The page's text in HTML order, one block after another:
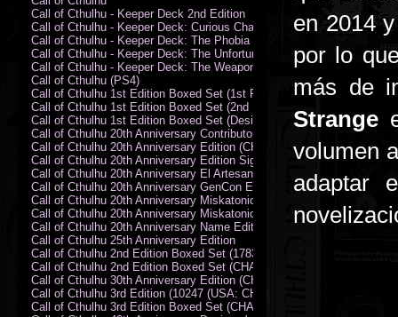
en 2014
por lo
más de
Strange
volumen
adaptar
Call of Cthulhu - Keeper Deck 2nd Edition
Call of Cthulhu - Keeper Deck: Curious Charecter Deck
Call of Cthulhu - Keeper Deck: The Phobia Deck
Call of Cthulhu - Keeper Deck: The Unfortunate Events Deck
Call of Cthulhu - Keeper Deck: The Weapons and Artifacts Deck
Call of Cthulhu (PS4)
Call of Cthulhu 1st Edition Boxed Set (1st Printing) (CHA2009-X)
Call of Cthulhu 1st Edition Boxed Set (2nd Printing) (CHA2009-X)
Call of Cthulhu 1st Edition Boxed Set (Designer's Edition)
Call of Cthulhu 20th Anniversary Contributor Edition
Call of Cthulhu 20th Anniversary Edition (CHA2399)
Call of Cthulhu 20th Anniversary Edition Signed by Sandy Petersen
Call of Cthulhu 20th Anniversary El Artesano del Rey Edition
Call of Cthulhu 20th Anniversary GenCon Edition
Call of Cthulhu 20th Anniversary Miskatonic University Library Edition
Call of Cthulhu 20th Anniversary Miskatonic University Library Edition
Call of Cthulhu 20th Anniversary Name Edition
Call of Cthulhu 25th Anniversary Edition
Call of Cthulhu 2nd Edition Boxed Set (178301)
Call of Cthulhu 2nd Edition Boxed Set (CHA2301-X)
Call of Cthulhu 30th Anniversary Edition (CHA23126)
Call of Cthulhu 3rd Edition (10247 (USA: CHA2317-H))
Call of Cthulhu 3rd Edition Boxed Set (CHA2301-X)